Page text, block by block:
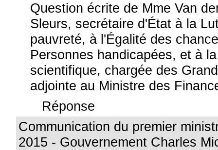
Question écrite de Mme Van
Sleurs, secrétaire d'État à la
pauvreté, à l'Égalité des
Personnes handicapées, et à
scientifique, chargée des
adjointe au Ministre des
Réponse
Communication du premier
2015 - Gouvernement Charles